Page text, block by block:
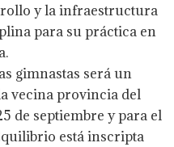
y la infraestructura
para su práctica en
gimnastas será un
vecina provincia del
de septiembre y para el
está inscripta